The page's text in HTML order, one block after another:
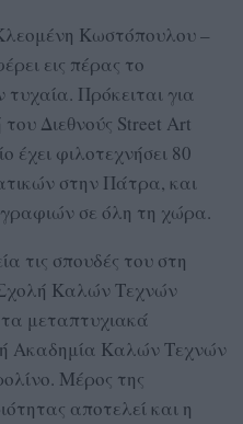
Κωστόπουλου –
εις πέρας το
Πρόκειται για
Διεθνούς Street Art
έχει φιλοτεχνήσει 80
στην Πάτρα, και
σε όλη τη χώρα.
τις σπουδές του στη
Καλών Τεχνών
μεταπτυχιακά
Ακαδημία Καλών Τεχνών
Μέρος της
αποτελεί και η